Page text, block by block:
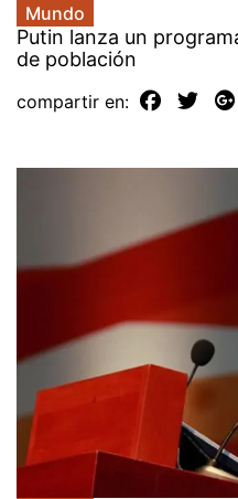
Mundo
Putin lanza un
de población
compartir en: